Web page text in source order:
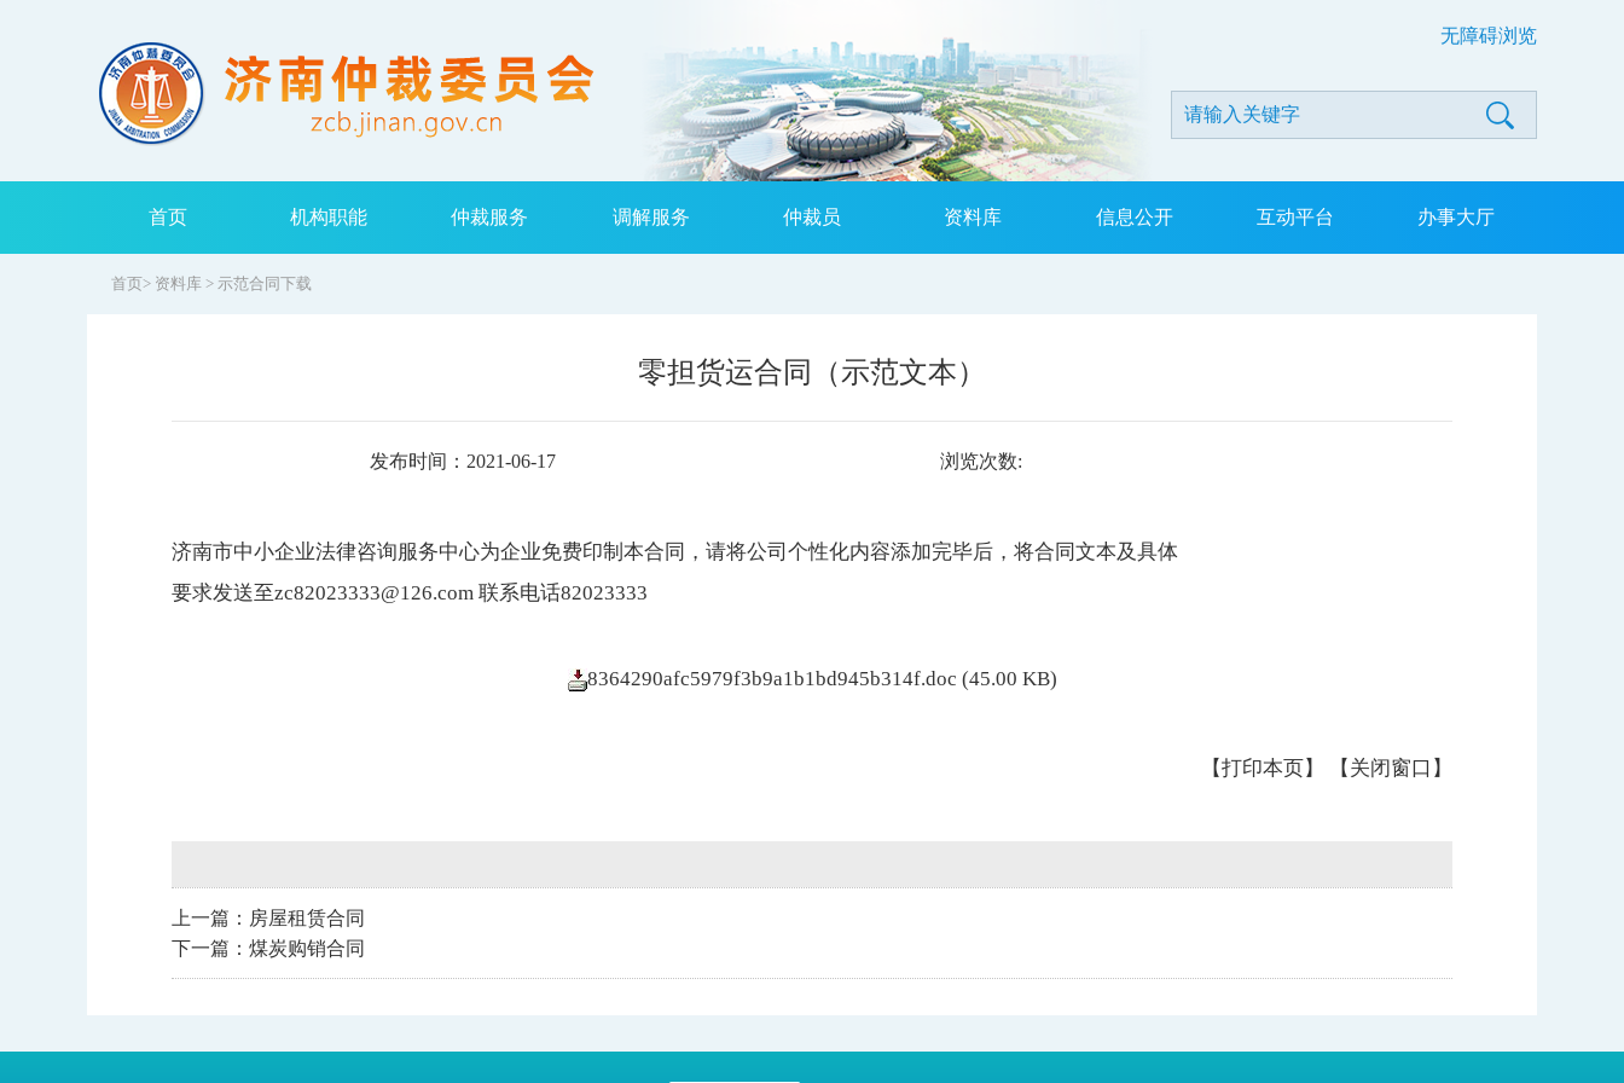
无障碍浏览
首页 机构职能 仲裁服务 调解服务 仲裁员 资料库 信息公开 互动平台 办事大厅
首页> 资料库 > 示范合同下载
零担货运合同（示范文本）
发布时间：2021-06-17 浏览次数:
济南市中小企业法律咨询服务中心为企业免费印制本合同，请将公司个性化内容添加完毕后，将合同文本及具体
要求发送至zc82023333@126.com 联系电话82023333
8364290afc5979f3b9a1b1bd945b314f.doc (45.00 KB)
【打印本页】 【关闭窗口】
上一篇： 房屋租赁合同
下一篇： 煤炭购销合同